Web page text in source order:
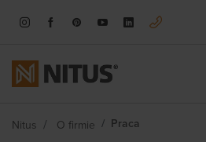
Nitus O firmie Praca